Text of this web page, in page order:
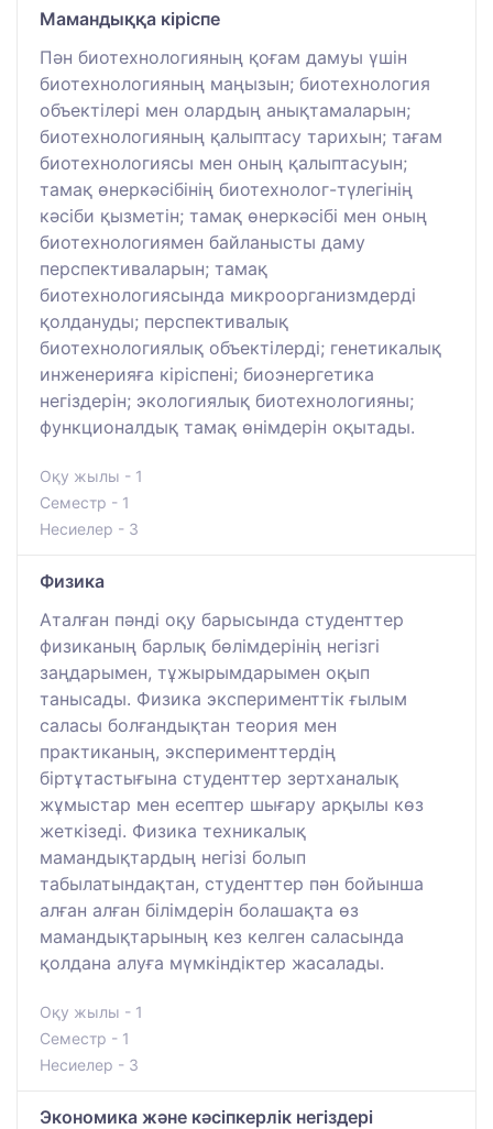
Мамандыққа кіріспе
Пән биотехнологияның қоғам дамуы үшін
биотехнологияның маңызын; биотехнология
объектілері мен олардың анықтамаларын;
биотехнологияның қалыптасу тарихын; тағам
биотехнологиясы мен оның қалыптасуын;
тамақ өнеркәсібінің биотехнолог-түлегінің
кәсіби қызметін; тамақ өнеркәсібі мен оның
биотехнологиямен байланысты даму
перспективаларын; тамақ
биотехнологиясында микроорганизмдерді
қолдануды; перспективалық
биотехнологиялық объектілерді; генетикалық
инженерияға кіріспені; биоэнергетика
негіздерін; экологиялық биотехнологияны;
функционалдық тамақ өнімдерін оқытады.
Оқу жылы - 1
Семестр - 1
Несиелер - 3
Физика
Аталған пәнді оқу барысында студенттер
физиканың барлық бөлімдерінің негізгі
заңдарымен, тұжырымдарымен оқып
танысады. Физика эксперименттік ғылым
саласы болғандықтан теория мен
практиканың, эксперименттердің
біртұтастығына студенттер зертханалық
жұмыстар мен есептер шығару арқылы көз
жеткізеді. Физика техникалық
мамандықтардың негізі болып
табылатындақтан, студенттер пән бойынша
алған алған білімдерін болашақта өз
мамандықтарының кез келген саласында
қолдана алуға мүмкіндіктер жасалады.
Оқу жылы - 1
Семестр - 1
Несиелер - 3
Экономика және кәсіпкерлік негіздері